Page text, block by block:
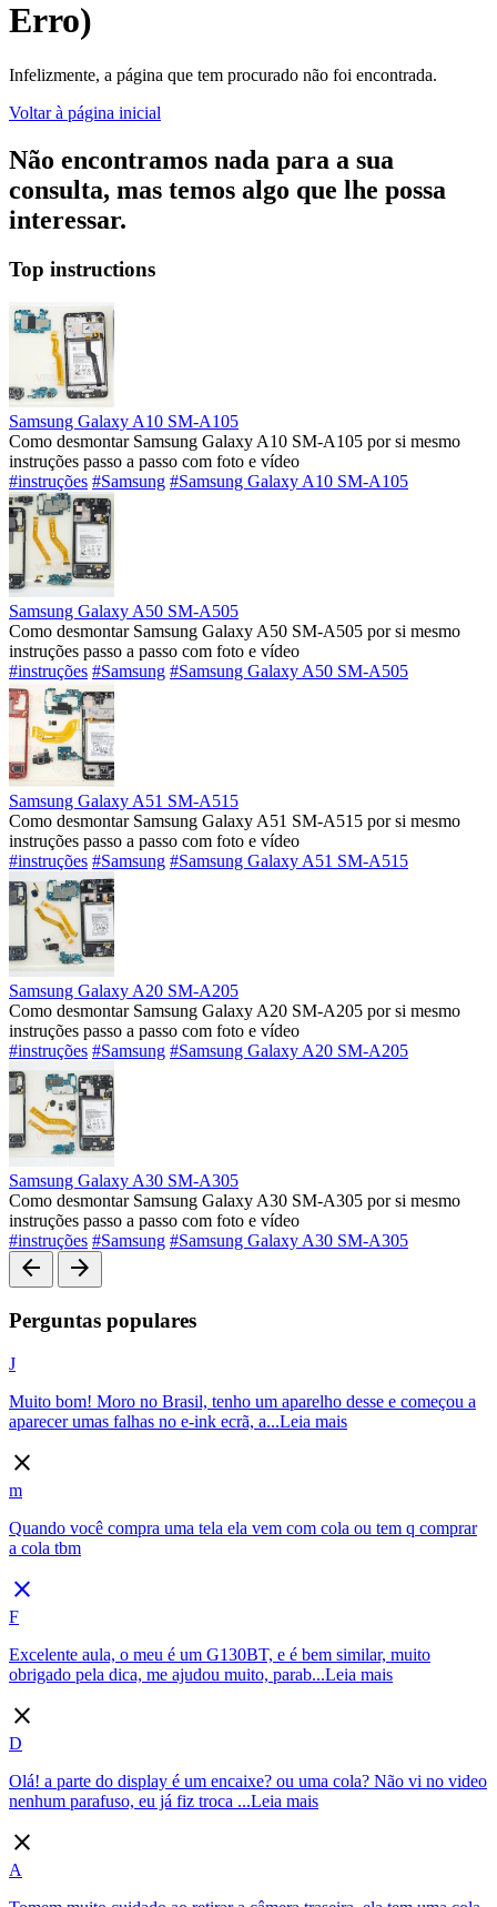
Erro)
Infelizmente, a página que tem procurado não foi encontrada.
Voltar à página inicial
Não encontramos nada para a sua
consulta, mas temos algo que lhe possa
interessar.
Top instructions
Samsung Galaxy A10 SM-A105
Como desmontar Samsung Galaxy A10 SM-A105 por si mesmo
instruções passo a passo com foto e vídeo
#instruções #Samsung #Samsung Galaxy A10 SM-A105
Samsung Galaxy A50 SM-A505
Como desmontar Samsung Galaxy A50 SM-A505 por si mesmo
instruções passo a passo com foto e vídeo
#instruções #Samsung #Samsung Galaxy A50 SM-A505
Samsung Galaxy A51 SM-A515
Como desmontar Samsung Galaxy A51 SM-A515 por si mesmo
instruções passo a passo com foto e vídeo
#instruções #Samsung #Samsung Galaxy A51 SM-A515
Samsung Galaxy A20 SM-A205
Como desmontar Samsung Galaxy A20 SM-A205 por si mesmo
instruções passo a passo com foto e vídeo
#instruções #Samsung #Samsung Galaxy A20 SM-A205
Samsung Galaxy A30 SM-A305
Como desmontar Samsung Galaxy A30 SM-A305 por si mesmo
instruções passo a passo com foto e vídeo
#instruções #Samsung #Samsung Galaxy A30 SM-A305
arrow_back arrow_forward
Perguntas populares
J
Muito bom! Moro no Brasil, tenho um aparelho desse e começou a
aparecer umas falhas no e-ink ecrã, a...Leia mais
close
m
Quando você compra uma tela ela vem com cola ou tem q comprar
a cola tbm
close
F
Excelente aula, o meu é um G130BT, e é bem similar, muito
obrigado pela dica, me ajudou muito, parab...Leia mais
close
D
Olá! a parte do display é um encaixe? ou uma cola? Não vi no video
nenhum parafuso, eu já fiz troca ...Leia mais
close
A